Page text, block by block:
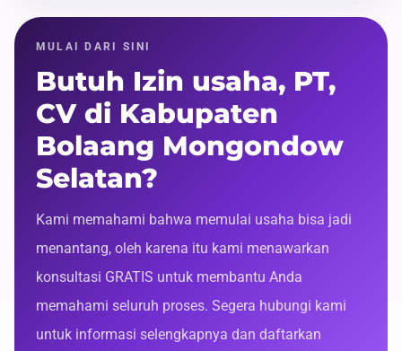
MULAI DARI SINI
Butuh Izin usaha, PT,
CV di Kabupaten
Bolaang Mongondow
Selatan?
Kami memahami bahwa memulai usaha bisa jadi
menantang, oleh karena itu kami menawarkan
konsultasi GRATIS untuk membantu Anda
memahami seluruh proses. Segera hubungi kami
untuk informasi selengkapnya dan daftarkan